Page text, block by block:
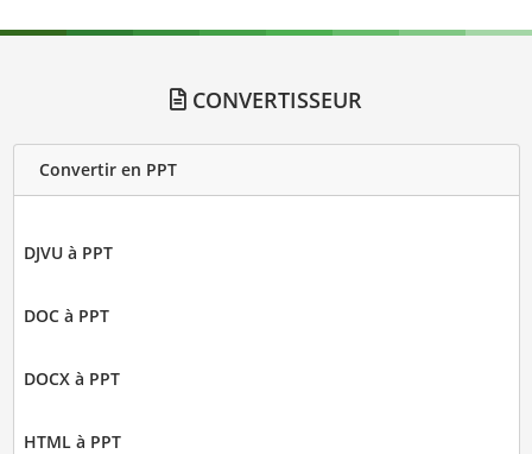
CONVERTISSEUR
Convertir en PPT
DJVU à PPT
DOC à PPT
DOCX à PPT
HTML à PPT